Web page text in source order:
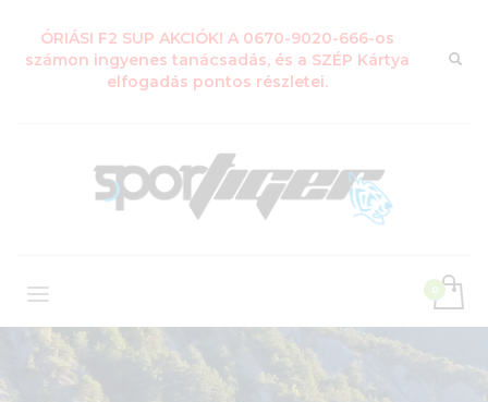
ÓRIÁSI F2 SUP AKCIÓK! A 0670-9020-666-os
számon ingyenes tanácsadás, és a SZÉP Kártya
elfogadás pontos részletei.